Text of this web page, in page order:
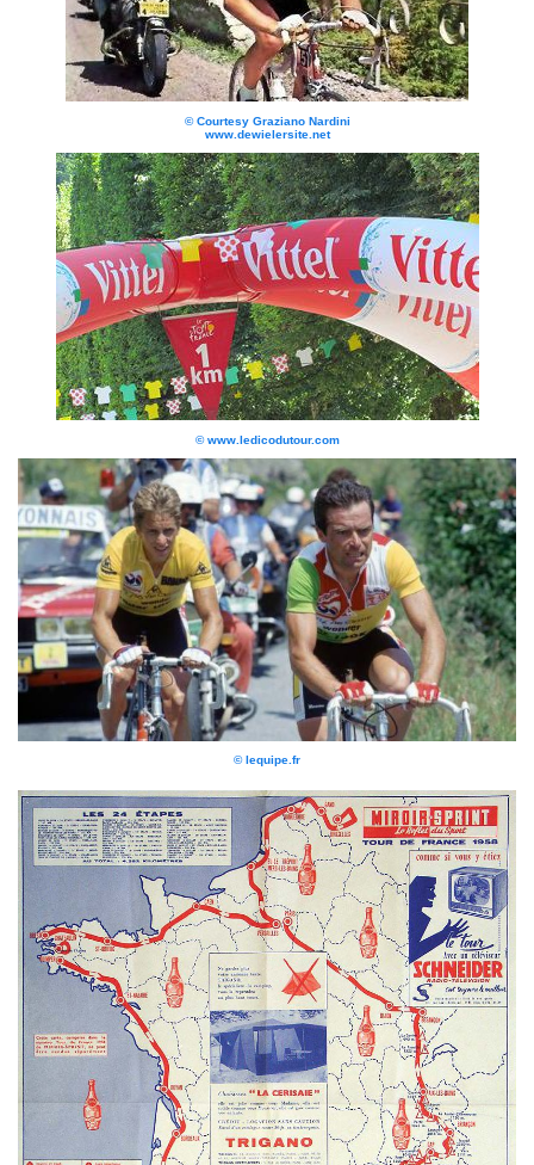
© Courtesy Graziano Nardini
www.dewielersite.net
© www.ledicodutour.com
© lequipe.fr